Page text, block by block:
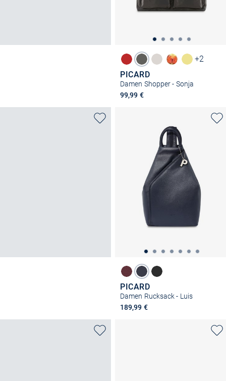
+2
PICARD
Damen Shopper - Sonja
99,99 €
PICARD
Damen Rucksack - Luis
189,99 €